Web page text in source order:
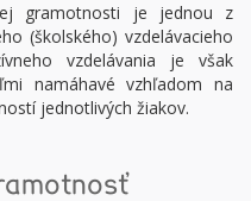
gramotnosti je jednou z
(školského) vzdelávacieho
vzdelávania je však
namáhavé vzhľadom na
jednotlivých žiakov.